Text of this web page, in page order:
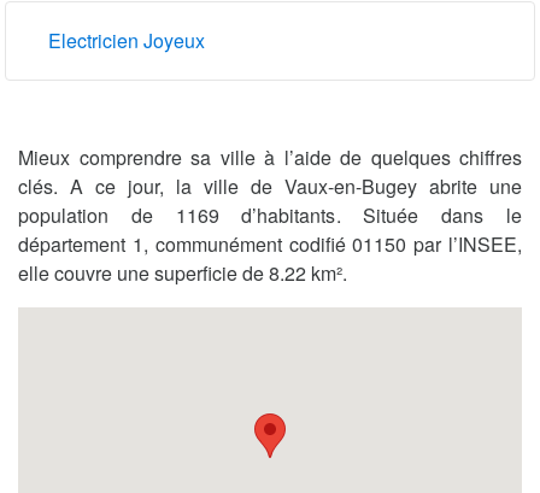
Electricien Joyeux
Mieux comprendre sa ville à l’aide de quelques chiffres
clés. A ce jour, la ville de Vaux-en-Bugey abrite une
population de 1169 d’habitants. Située dans le
département 1, communément codifié 01150 par l’INSEE,
elle couvre une superficie de 8.22 km².